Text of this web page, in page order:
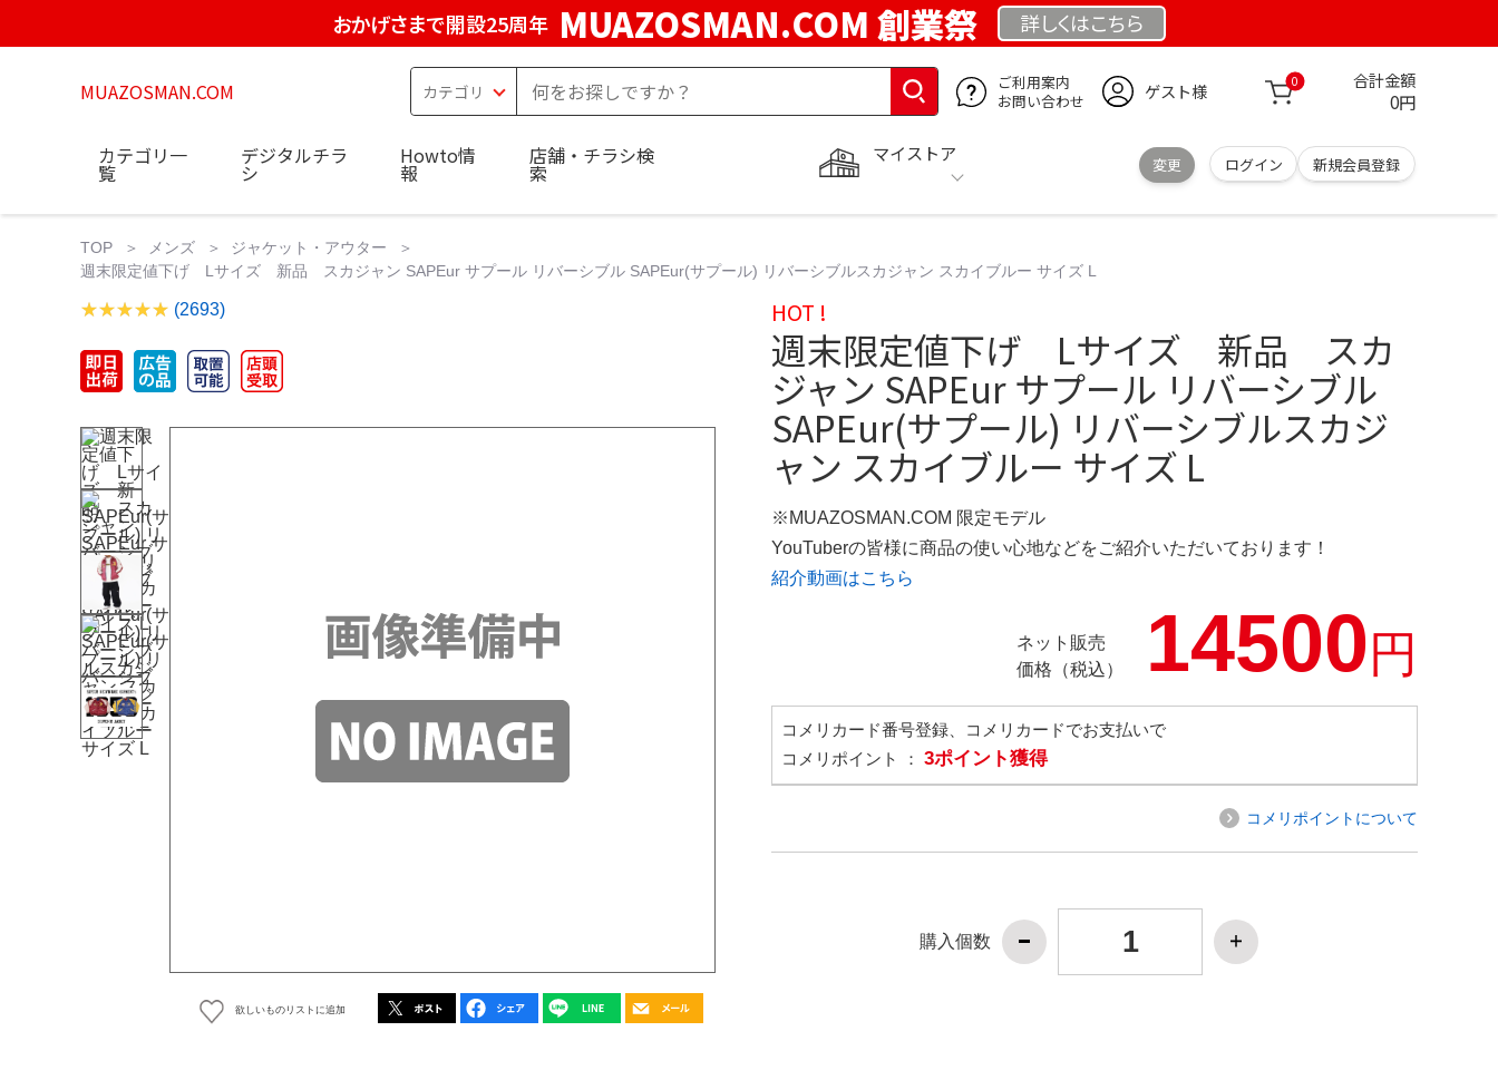
おかげさまで開設25周年 MUAZOSMAN.COM 創業祭 詳しくはこちら
MUAZOSMAN.COM
ご利用案内
お問い合わせ
ゲスト様 0 合計金額
0円
マイストア
変更 ログイン 新規会員登録
カテゴリ一
覧
デジタルチラ
シ
Howto情
報
店舗・チラシ検
索
TOP メンズ
ジャケット・アウター
週末限定値下げ Lサイズ 新品 スカジャン SAPEur サプール リバーシブル SAPEur(サプール) リバーシブルスカジャン スカイブルー サイズ L
(2693)
欲しいものリストに追加
HOT !
週末限定値下げ Lサイズ 新品 スカ
ジャン SAPEur サプール リバーシブル
SAPEur(サプール) リバーシブルスカジ
ャン スカイブルー サイズ L
※MUAZOSMAN.COM 限定モデル
YouTuberの皆様に商品の使い心地などをご紹介いただいております！
紹介動画はこちら
ネット販売
価格（税込）
14500円
コメリカード番号登録、コメリカードでお支払いで
コメリポイント ： 3ポイント獲得
コメリポイントについて
購入個数